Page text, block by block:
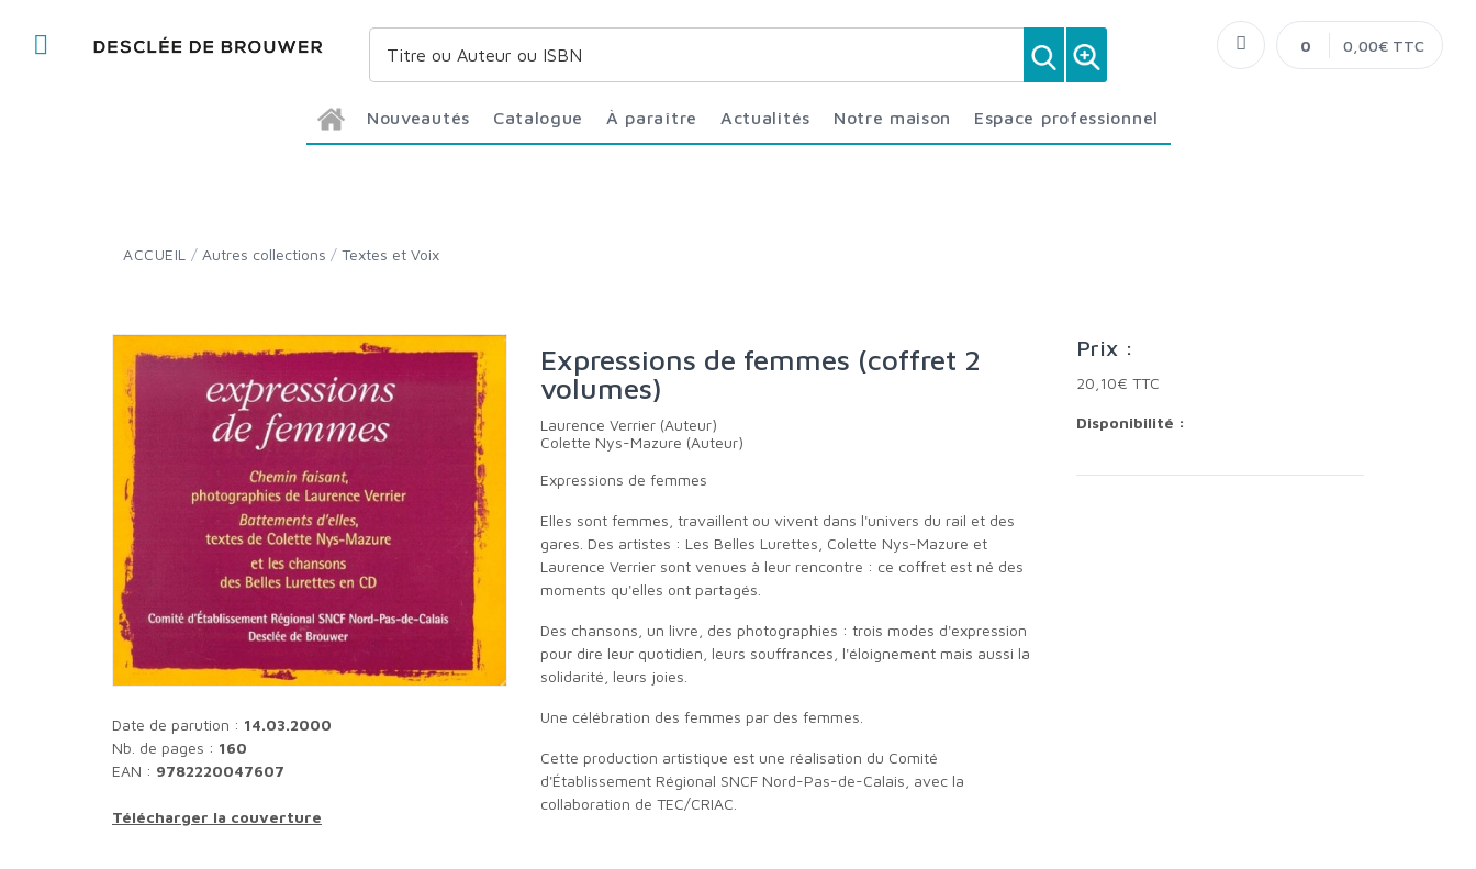
Nouveautés Catalogue À paraître Actualités Notre maison Espace professionnel
0 0,00€ TTC
ACCUEIL / Autres collections / Textes et Voix
Date de parution : 14.03.2000
Nb. de pages : 160
EAN : 9782220047607
Télécharger la couverture
Expressions de femmes (coffret 2
volumes)
Laurence Verrier (Auteur)
Colette Nys-Mazure (Auteur)
Expressions de femmes
Elles sont femmes, travaillent ou vivent dans l'univers du rail et des
gares. Des artistes : Les Belles Lurettes, Colette Nys-Mazure et
Laurence Verrier sont venues à leur rencontre : ce coffret est né des
moments qu'elles ont partagés.
Des chansons, un livre, des photographies : trois modes d'expression
pour dire leur quotidien, leurs souffrances, l'éloignement mais aussi la
solidarité, leurs joies.
Une célébration des femmes par des femmes.
Cette production artistique est une réalisation du Comité
d'Établissement Régional SNCF Nord-Pas-de-Calais, avec la
collaboration de TEC/CRIAC.
Prix :
20,10€ TTC
Disponibilité :